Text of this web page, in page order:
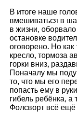
В итоге наше
вмешиваться в
в жизни,
остановке
оговорено. Но как
кресло, тормоза
горки вниз,
Поначалу мы
то, что мы его
попасть ему в
гибель ребёнка, а
Фолсворт всё ещё